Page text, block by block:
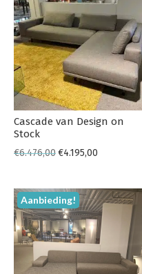
Cascade van Design on
Stock
€6.476,00€4.195,00
Aanbieding!